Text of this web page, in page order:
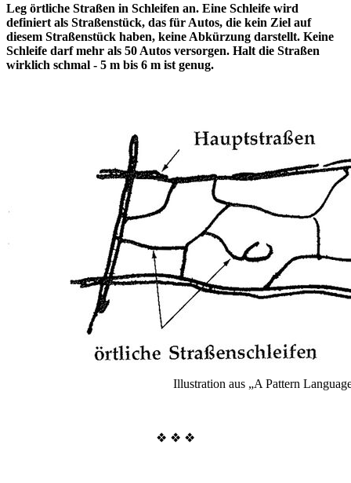
Leg örtliche Straßen in Schleifen an. Eine Schleife wird
definiert als Straßenstück, das für Autos, die kein Ziel auf
diesem Straßenstück haben, keine Abkürzung darstellt. Keine
Schleife darf mehr als 50 Autos versorgen. Halt die Straßen
wirklich schmal - 5 m bis 6 m ist genug.
Illustration aus „A Pattern
❖ ❖ ❖